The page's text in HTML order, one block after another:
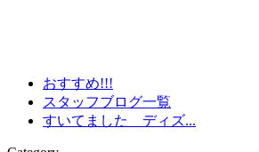
おすすめ!!!
スタッフブログ一覧
すいてました ディズ...